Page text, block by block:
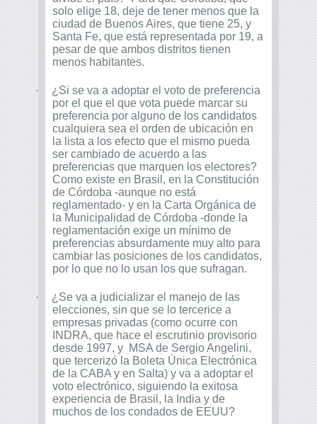
solo elige 18, deje de tener menos que la
ciudad de Buenos Aires, que tiene 25, y
Santa Fe, que está representada por 19, a
pesar de que ambos distritos tienen
menos habitantes.
·
¿Si se va a adoptar el voto de preferencia
por el que el que vota puede marcar su
preferencia por alguno de los candidatos
cualquiera sea el orden de ubicación en
la lista a los efecto que el mismo pueda
ser cambiado de acuerdo a las
preferencias que marquen los electores?
Como existe en Brasil, en la Constitución
de Córdoba -aunque no está
reglamentado- y en la Carta Orgánica de
la Municipalidad de Córdoba -donde la
reglamentación exige un mínimo de
preferencias absurdamente muy alto para
cambiar las posiciones de los candidatos,
por lo que no lo usan los que sufragan.
·
¿Se va a judicializar el manejo de las
elecciones, sin que se lo tercerice a
empresas privadas (como ocurre con
INDRA, que hace el escrutinio provisorio
desde 1997, y MSA de Sergio Angelini,
que tercerizó la Boleta Única Electrónica
de la CABA y en Salta) y va a adoptar el
voto electrónico, siguiendo la exitosa
experiencia de Brasil, la India y de
muchos de los condados de EEUU?